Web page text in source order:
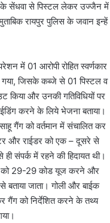
के सेंधवा से पिस्टल लेकर उज्जैन में
रायपुर पुलिस के जवान इन्हें
में 01 आरोपी रोहित स्वर्णकार
गया, जिसके कब्जे से 01 पिस्टल व
किया और उनकी गतिविधियों पर
करने के लिये भेजना बताया।
गैंग को वर्तमान में संचालित कर
और राईडर को एक – दूसरे से
संपर्क में रहने की हिदायत थी।
को 29-29 कोड यूज करने और
बताया जाता। गोली और बाईक
गैंग को निर्देशित करने के तथ्य